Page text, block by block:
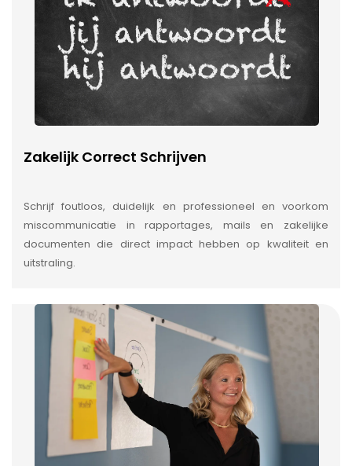
Zakelijk Correct Schrijven
Schrijf foutloos, duidelijk en professioneel en voorkom
miscommunicatie in rapportages, mails en zakelijke
documenten die direct impact hebben op kwaliteit en
uitstraling.